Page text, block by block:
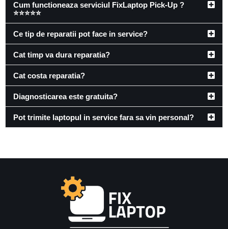
Cum functioneaza serviciul FixLaptop Pick-Up ?
⭐⭐⭐⭐⭐
Ce tip de reparatii pot face in service?
Cat timp va dura reparatia?
Cat costa reparatia?
Diagnosticarea este gratuita?
Pot trimite laptopul in service fara sa vin personal?